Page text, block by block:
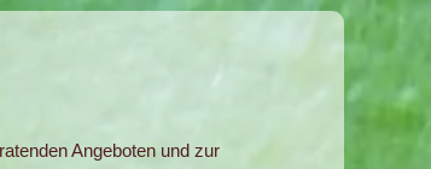
Angeboten und zur